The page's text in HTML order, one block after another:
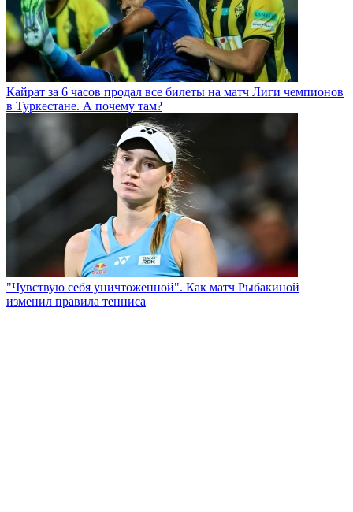
Кайрат за 6 часов продал все билеты на матч Лиги чемпионов
в Туркестане. А почему там?
"Чувствую себя уничтоженной". Как матч Рыбакиной
изменил правила тенниса